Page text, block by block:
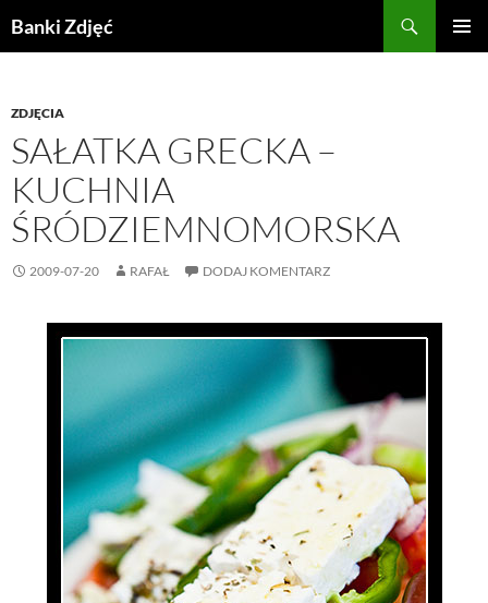
doBanki Zdjęć
ZDJĘCIA
SAŁATKA GRECKA –
KUCHNIA
ŚRÓDZIEMNOMORSKA
2009-07-20 RAFAŁ DODAJ KOMENTARZ